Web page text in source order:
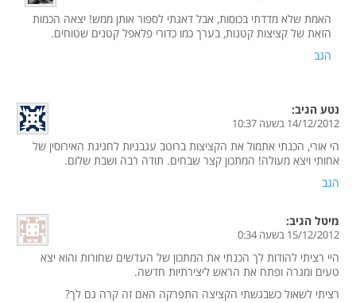
האמת שלא מדדתי בכוסות, אבל דאגתי לספור אותן ממש! יצאה הכמות
הזאת של קציצות קטנות, בערך כמו כדורי פלאפל קטנים שטוחים.
הגב
נטע הגיב:
14/12/2012 בשעה 10:37
הי אורי, הכנתי אתמול את הקציצות ברוטב עגבניות לחגיגת האירוסין של
אחותי ויצא מעולה! המתכון קצר שבחים. תודה רבה ושבת שלום.
הגב
מיטל הגיב:
15/12/2012 בשעה 0:34
היי רציתי להודות לך הכנתי את המתכון של העדשים שחורות והוא יצא
טעים ומגרה ופתח את הראש ליצירתיות חדשה.
רציתי לשאול כשבגשתי הקציצה התפרקה האם זה קרה גם לך?